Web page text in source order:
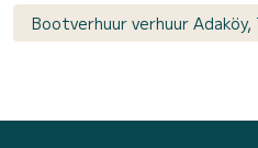
Bootverhuur verhuur